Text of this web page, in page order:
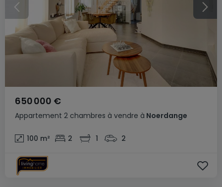
Appartement 2 chambres à vendre à Noerdange
650 000 €
100 m² 2 1 2